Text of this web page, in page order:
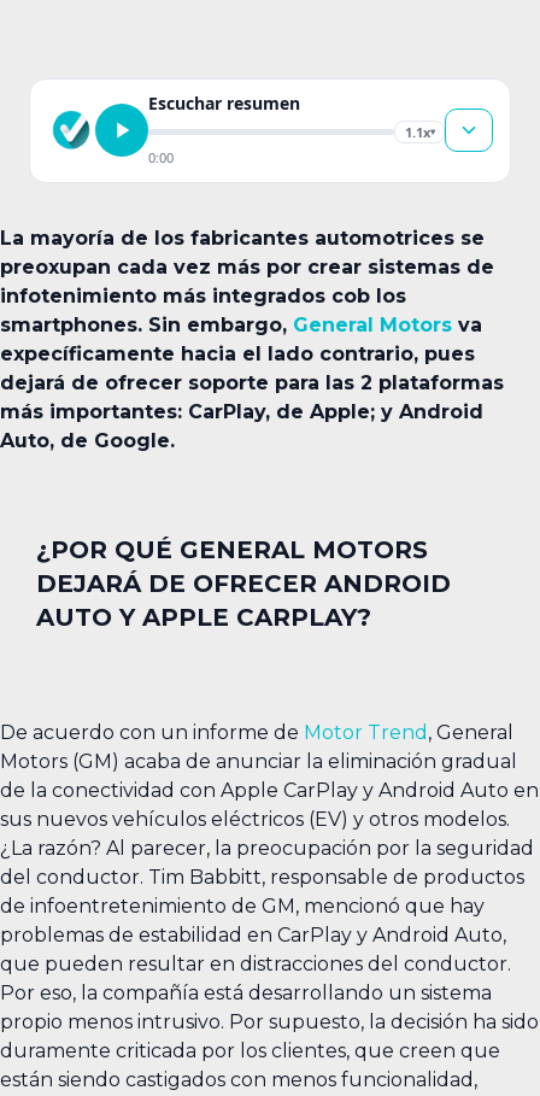
Escuchar resumen
1.1x▾
0:00
La mayoría de los fabricantes automotrices se
preoxupan cada vez más por crear sistemas de
infotenimiento más integrados cob los
smartphones. Sin embargo, General Motors va
expecíficamente hacia el lado contrario, pues
dejará de ofrecer soporte para las 2 plataformas
más importantes: CarPlay, de Apple; y Android
Auto, de Google.
¿POR QUÉ GENERAL MOTORS
DEJARÁ DE OFRECER ANDROID
AUTO Y APPLE CARPLAY?
De acuerdo con un informe de Motor Trend , General
Motors (GM) acaba de anunciar la eliminación gradual
de la conectividad con Apple CarPlay y Android Auto en
sus nuevos vehículos eléctricos (EV) y otros modelos.
¿La razón? Al parecer, la preocupación por la seguridad
del conductor. Tim Babbitt, responsable de productos
de infoentretenimiento de GM, mencionó que hay
problemas de estabilidad en CarPlay y Android Auto,
que pueden resultar en distracciones del conductor.
Por eso, la compañía está desarrollando un sistema
propio menos intrusivo. Por supuesto, la decisión ha sido
duramente criticada por los clientes, que creen que
están siendo castigados con menos funcionalidad,